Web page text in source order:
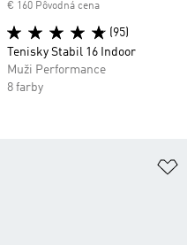
€ 160 Pôvodná cena
(95)
Tenisky Stabil 16 Indoor
Muži Performance
8 farby